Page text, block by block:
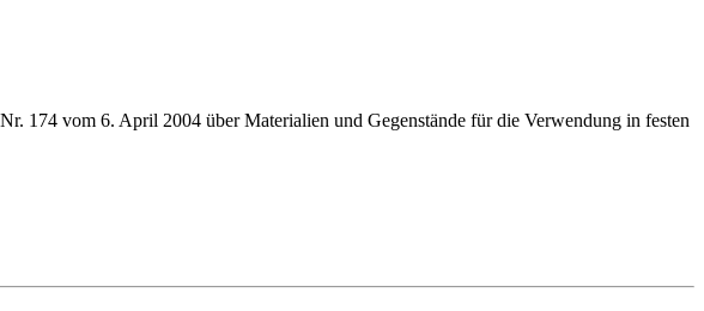
174 vom 6. April 2004 über Materialien und Gegenstände für die Verwendung in festen